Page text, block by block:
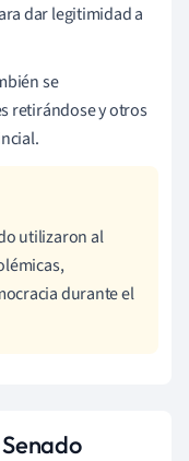
dar legitimidad a
se
retirándose y otros
utilizaron al
durante el